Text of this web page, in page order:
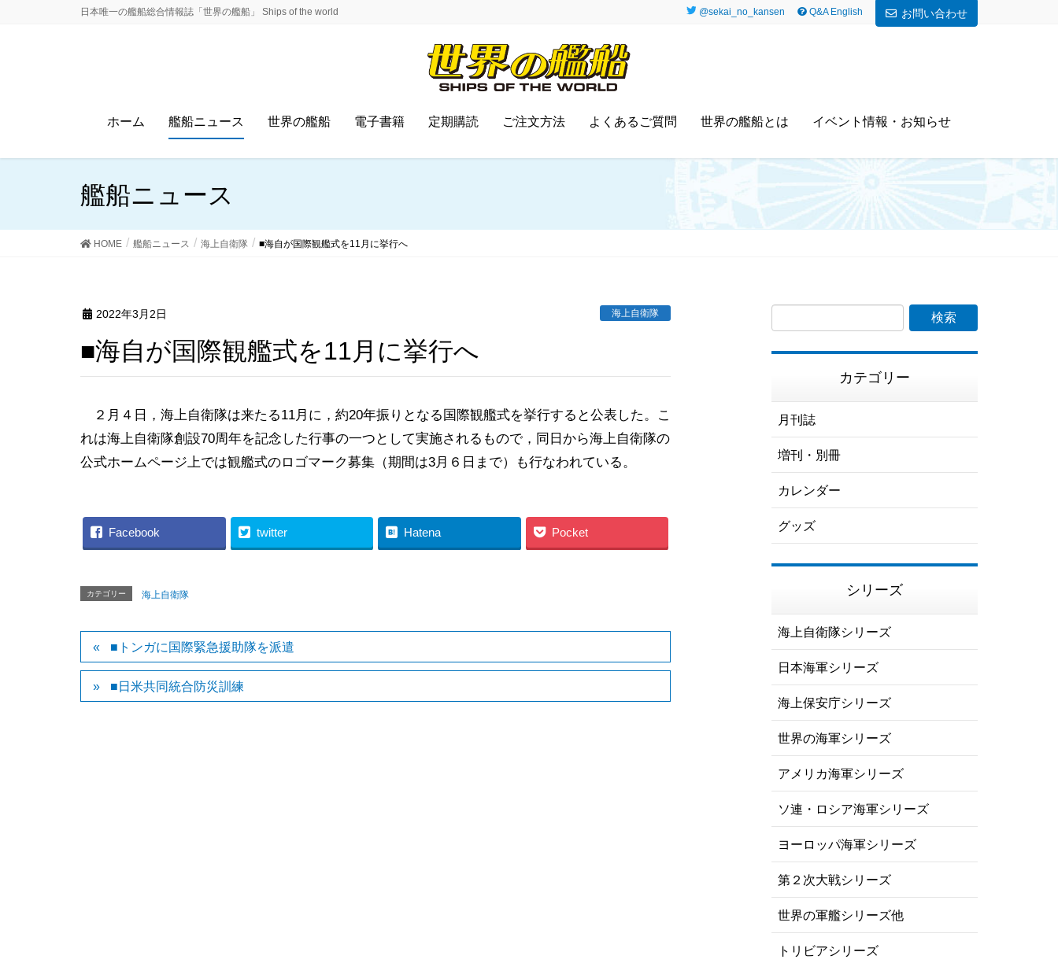
日本唯一の艦船総合情報誌「世界の艦船」 Ships of the world @sekai_no_kansen Q&A English お問い合わせ
ホーム 艦船ニュース 世界の艦船 電子書籍 定期購読 ご注文方法 よくあるご質問 世界の艦船とは イベント情報・お知らせ
艦船ニュース
HOME 艦船ニュース 海上自衛隊 ■海自が国際観艦式を11月に挙行へ
2022年3月2日 海上自衛隊
■海自が国際観艦式を11月に挙行へ
２月４日，海上自衛隊は来たる11月に，約20年振りとなる国際観艦式を挙行すると公表した。こ
れは海上自衛隊創設70周年を記念した行事の一つとして実施されるもので，同日から海上自衛隊の
公式ホームページ上では観艦式のロゴマーク募集（期間は3月６日まで）も行なわれている。
Facebook twitter Hatena Pocket
カテゴリー 海上自衛隊
■トンガに国際緊急援助隊を派遣
■日米共同統合防災訓練
カテゴリー
月刊誌
増刊・別冊
カレンダー
グッズ
シリーズ
海上自衛隊シリーズ
日本海軍シリーズ
海上保安庁シリーズ
世界の海軍シリーズ
アメリカ海軍シリーズ
ソ連・ロシア海軍シリーズ
ヨーロッパ海軍シリーズ
第２次大戦シリーズ
世界の軍艦シリーズ他
トリビアシリーズ